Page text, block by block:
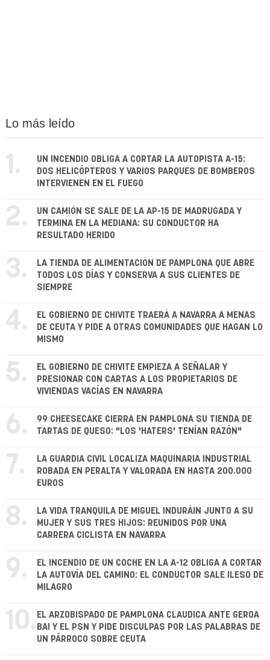
Lo más leído
1.
UN INCENDIO OBLIGA A CORTAR LA AUTOPISTA A-15:
DOS HELICÓPTEROS Y VARIOS PARQUES DE BOMBEROS
INTERVIENEN EN EL FUEGO
2.
UN CAMIÓN SE SALE DE LA AP-15 DE MADRUGADA Y
TERMINA EN LA MEDIANA: SU CONDUCTOR HA
RESULTADO HERIDO
3.
LA TIENDA DE ALIMENTACIÓN DE PAMPLONA QUE ABRE
TODOS LOS DÍAS Y CONSERVA A SUS CLIENTES DE
SIEMPRE
4.
EL GOBIERNO DE CHIVITE TRAERÁ A NAVARRA A MENAS
DE CEUTA Y PIDE A OTRAS COMUNIDADES QUE HAGAN LO
MISMO
5.
EL GOBIERNO DE CHIVITE EMPIEZA A SEÑALAR Y
PRESIONAR CON CARTAS A LOS PROPIETARIOS DE
VIVIENDAS VACÍAS EN NAVARRA
6.
99 CHEESECAKE CIERRA EN PAMPLONA SU TIENDA DE
TARTAS DE QUESO: "LOS 'HATERS' TENÍAN RAZÓN"
7.
LA GUARDIA CIVIL LOCALIZA MAQUINARIA INDUSTRIAL
ROBADA EN PERALTA Y VALORADA EN HASTA 200.000
EUROS
8.
LA VIDA TRANQUILA DE MIGUEL INDURÁIN JUNTO A SU
MUJER Y SUS TRES HIJOS: REUNIDOS POR UNA
CARRERA CICLISTA EN NAVARRA
9.
EL INCENDIO DE UN COCHE EN LA A-12 OBLIGA A CORTAR
LA AUTOVÍA DEL CAMINO: EL CONDUCTOR SALE ILESO DE
MILAGRO
10. EL ARZOBISPADO DE PAMPLONA CLAUDICA ANTE GEROA
BAI Y EL PSN Y PIDE DISCULPAS POR LAS PALABRAS DE
UN PÁRROCO SOBRE CEUTA